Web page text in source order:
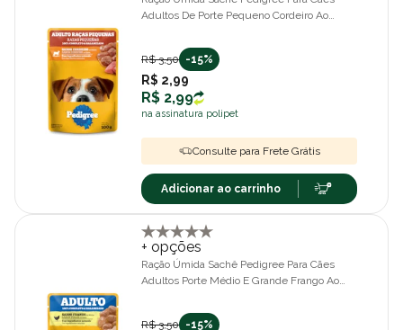
Adultos De Porte Pequeno Cordeiro Ao
R$ 3,50 -15%
R$ 2,99
R$ 2,99
na assinatura polipet
Consulte para Frete Grátis
Adicionar ao carrinho
+ opções
Ração Úmida Sachê Pedigree Para Cães
Adultos Porte Médio E Grande Frango Ao
R$ 3,50 -15%